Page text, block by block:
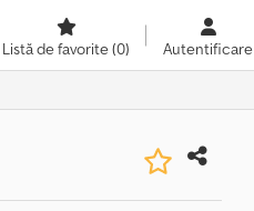
Listă de favorite(0) Autentificare